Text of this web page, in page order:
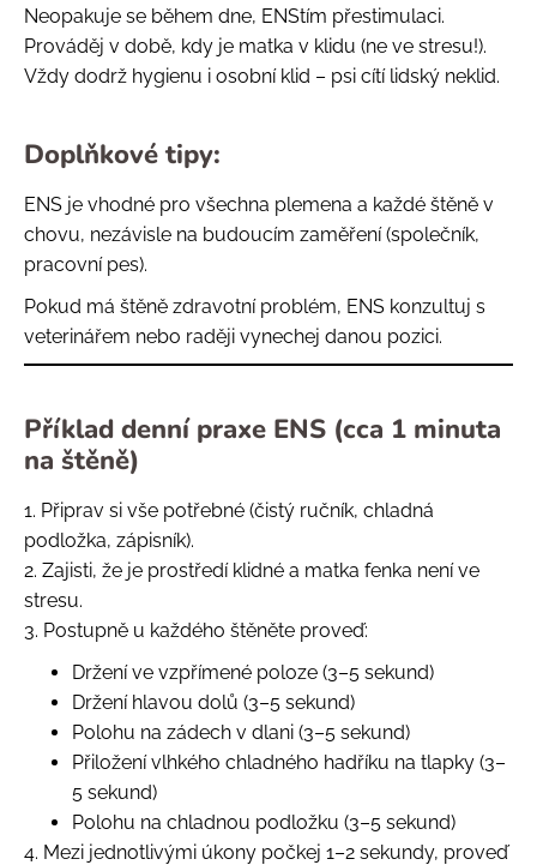
Neopakuje se během dne, ENStím přestimulaci.
Prováděj v době, kdy je matka v klidu (ne ve stresu!).
Vždy dodrž hygienu i osobní klid – psi cítí lidský neklid.
Doplňkové tipy:
ENS je vhodné pro všechna plemena a každé štěně v
chovu, nezávisle na budoucím zaměření (společník,
pracovní pes).
Pokud má štěně zdravotní problém, ENS konzultuj s
veterinářem nebo raději vynechej danou pozici.
Příklad denní praxe ENS (cca 1 minuta
na štěně)
1. Připrav si vše potřebné (čistý ručník, chladná
podložka, zápisník).
2. Zajisti, že je prostředí klidné a matka fenka není ve
stresu.
3. Postupně u každého štěněte proveď:
Držení ve vzpřímené poloze (3–5 sekund)
Držení hlavou dolů (3–5 sekund)
Polohu na zádech v dlani (3–5 sekund)
Přiložení vlhkého chladného hadříku na tlapky (3–
5 sekund)
Polohu na chladnou podložku (3–5 sekund)
4. Mezi jednotlivými úkony počkej 1–2 sekundy, proveď